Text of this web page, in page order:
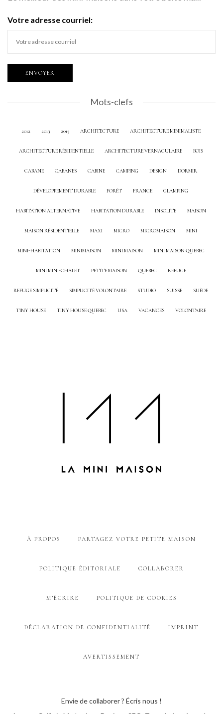
Votre adresse courriel:
Mots-clefs
2012 2013 2015 ARCHITECTURE ARCHITECTURE MINIMALISTE
ARCHITECTURE RÉSIDENTIELLE ARCHITECTURE VERNACULAIRE BOIS
CABANE CABANES CABINE CAMPING DESIGN DORMIR
DÉVELOPPEMENT DURABLE FORÊT FRANCE GLAMPING
HABITATION ALTERNATIVE HABITATION DURABLE INSOLITE MAISON
MAISON RÉSIDENTIELLE MAXI MICRO MICROMAISON MINI
MINI-HABITATION MINIMAISON MINI MAISON MINI MAISON QUEBEC
MINI MINI-CHALET PETITE MAISON QUEBEC REFUGE
REFUGE SIMPLICITÉ SIMPLICITÉ VOLONTAIRE STUDIO SUISSE SUÈDE
TINY HOUSE TINY HOUSE QUEBEC USA VACANCES VOLONTAIRE
À PROPOS PARTAGEZ VOTRE PETITE MAISON
POLITIQUE ÉDITORIALE COLLABORER
M’ÉCRIRE POLITIQUE DE COOKIES
DÉCLARATION DE CONFIDENTIALITÉ IMPRINT
AVERTISSEMENT
Envie de collaborer ? Écris nous !